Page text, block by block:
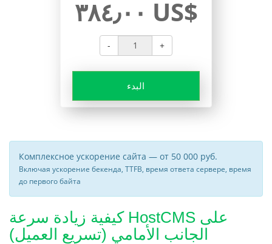
٣٨٤٫٠٠ US$
- +
البدء
Комплексное ускорение сайта — от 50 000 руб.
Включая ускорение бекенда, TTFB, время ответа сервере, время
до первого байта
كيفية زيادة سرعة HostCMS على
الجانب الأمامي (تسريع العميل)